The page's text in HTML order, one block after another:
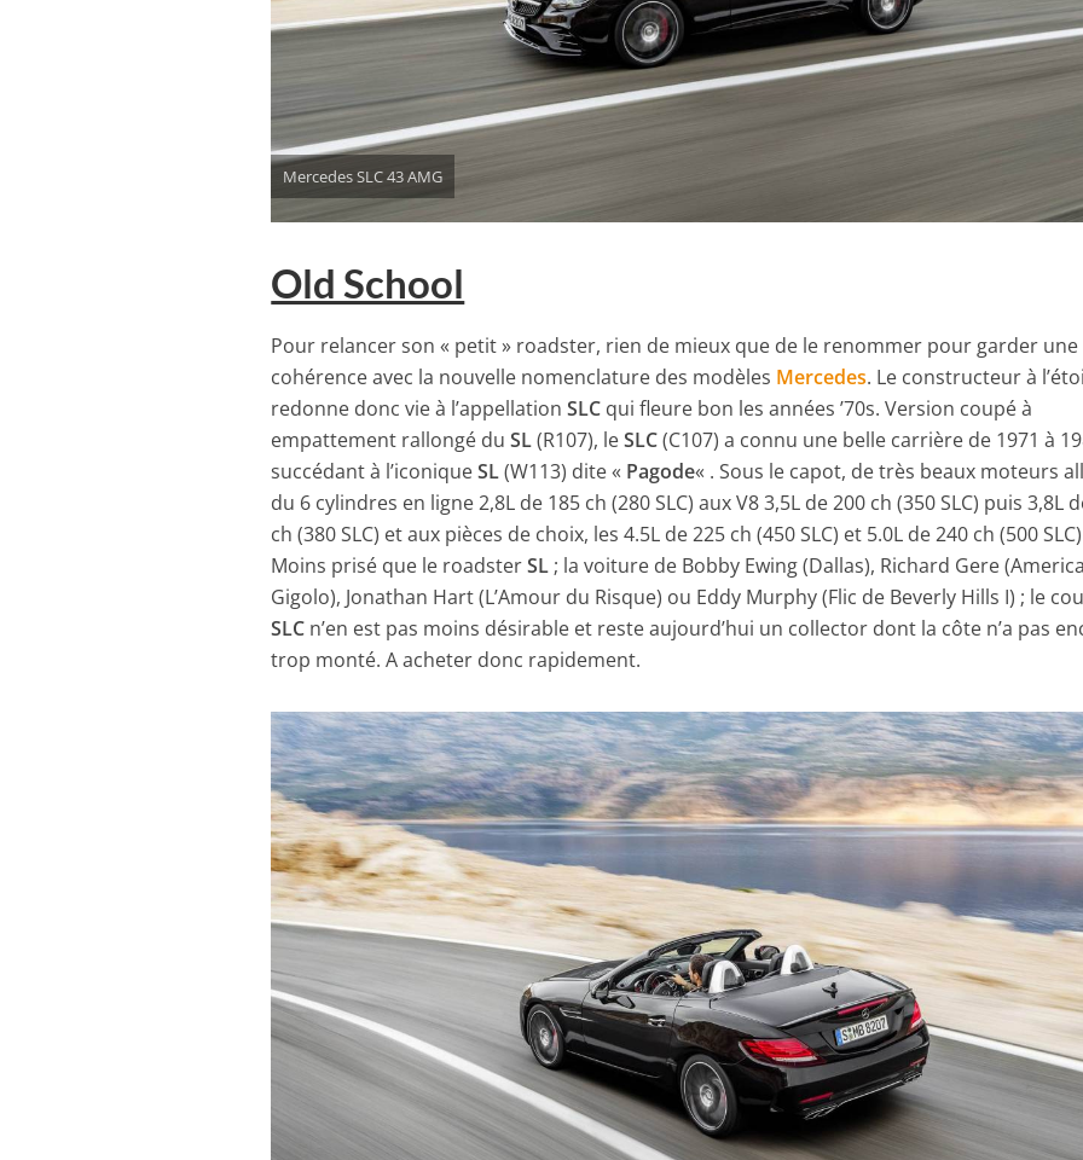
Mercedes SLC 43 AMG
Old School
Pour relancer son « petit » roadster, rien de mieux que de le renommer pour garder une
cohérence avec la nouvelle nomenclature des modèles Mercedes. Le constructeur à
redonne donc vie à l’appellationSLC qui fleure bon les années ’70s. Version coupé à
empattement rallongé duSL(R107), leSLC(C107) a connu une belle carrière de 1971 à
succédant à l’iconiqueSL(W113) dite « Pagode« . Sous le capot, de très beaux moteurs
du 6 cylindres en ligne 2,8L de 185 ch (280 SLC) aux V8 3,5L de 200 ch (350 SLC) puis 3,8L
ch (380 SLC) et aux pièces de choix, les 4.5L de 225 ch (450 SLC) et 5.0L de 240 ch (500
Moins prisé que le roadsterSL ; la voiture de Bobby Ewing (Dallas), Richard Gere
Gigolo), Jonathan Hart (L’Amour du Risque) ou Eddy Murphy (Flic de Beverly Hills I) ; le
SLC n’en est pas moins désirable et reste aujourd’hui un collector dont la côte n’a pas
trop monté. A acheter donc rapidement.